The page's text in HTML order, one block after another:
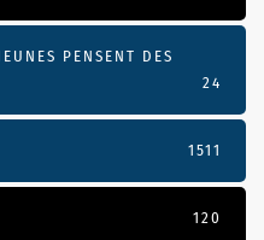
PENSENT DES
24
1511
120